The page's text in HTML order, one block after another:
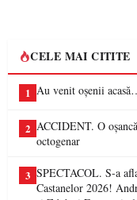
CELE MAI CITITE
1 Au venit oșenii
2 ACCIDENT. O
octogenar
3 SPECTACOL. S-a
Castanelor 2026!